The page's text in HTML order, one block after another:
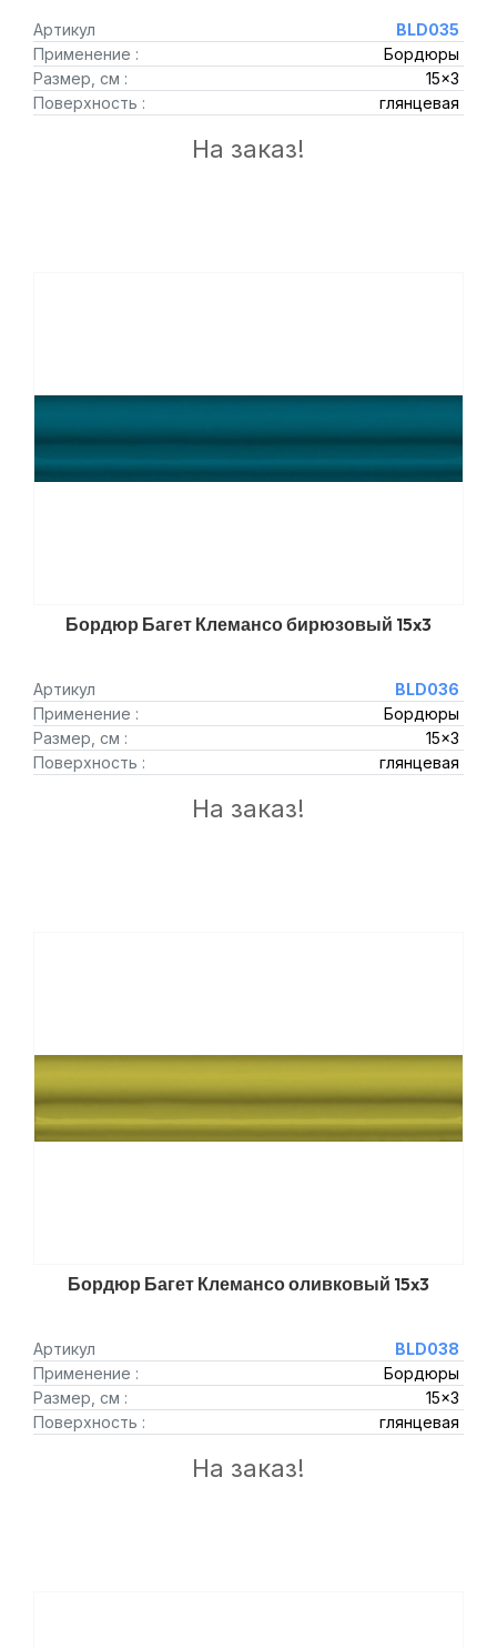
Артикул
BLD035
Применение :
Бордюры
Размер, см :
15x3
Поверхность :
глянцевая
На заказ!
Бордюр Багет Клемансо бирюзовый 15x3
Артикул
BLD036
Применение :
Бордюры
Размер, см :
15x3
Поверхность :
глянцевая
На заказ!
Бордюр Багет Клемансо оливковый 15x3
Артикул
BLD038
Применение :
Бордюры
Размер, см :
15x3
Поверхность :
глянцевая
На заказ!